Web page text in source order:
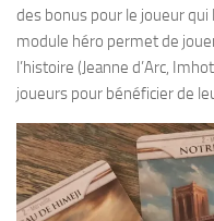
des bonus pour le joueur qui
module héro permet de
l’histoire (Jeanne d’Arc,
joueurs pour bénéficier de